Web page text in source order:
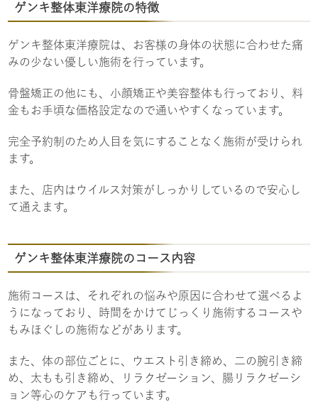
ゲンキ整体東洋療院の特徴
ゲンキ整体東洋療院は、お客様の身体の状態に合わせた痛
みの少ない優しい施術を行っています。
骨盤矯正の他にも、小顔矯正や美容整体も行っており、料
金もお手頃な価格設定なので通いやすくなっています。
完全予約制のため人目を気にすることなく施術が受けられ
ます。
また、店内はウイルス対策がしっかりしているので安心し
て通えます。
ゲンキ整体東洋療院のコース内容
施術コースは、それぞれの悩みや原因に合わせて選べるよ
うになっており、時間をかけてじっくり施術するコースや
もみほぐしの施術などがあります。
また、体の部位ごとに、ウエスト引き締め、二の腕引き締
め、太もも引き締め、リラクゼーション、腸リラクゼーシ
ョン等心のケアも行っています。